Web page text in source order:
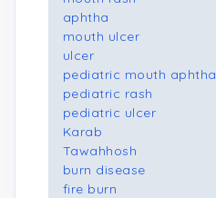
aphtha
mouth ulcer
ulcer
pediatric mouth aphtha
pediatric rash
pediatric ulcer
Karab
Tawahhosh
burn disease
fire burn